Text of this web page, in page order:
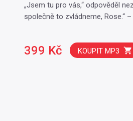
„Jsem tu pro vás,“ odpověděl
společně to zvládneme, Rose.“ –
399 Kč KOUPIT MP3